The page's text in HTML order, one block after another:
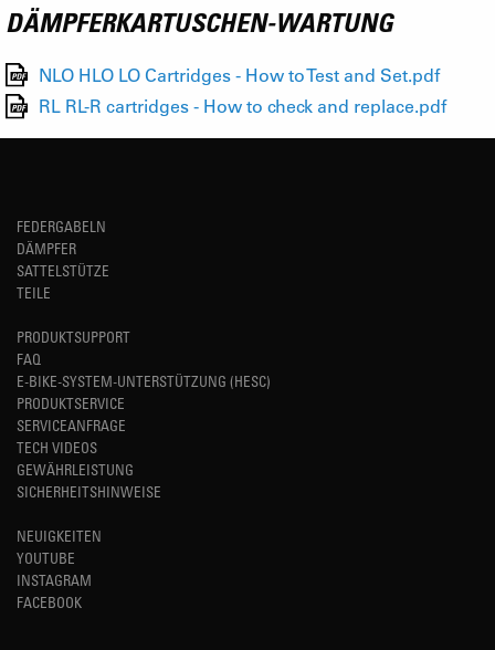
DÄMPFERKARTUSCHEN-WARTUNG
NLO HLO LO Cartridges - How to Test and Set.pdf
RL RL-R cartridges - How to check and replace.pdf
FEDERGABELN
DÄMPFER
SATTELSTÜTZE
TEILE
PRODUKTSUPPORT
FAQ
E-BIKE-SYSTEM-UNTERSTÜTZUNG (HESC)
PRODUKTSERVICE
SERVICEANFRAGE
TECH VIDEOS
GEWÄHRLEISTUNG
SICHERHEITSHINWEISE
NEUIGKEITEN
YOUTUBE
INSTAGRAM
FACEBOOK